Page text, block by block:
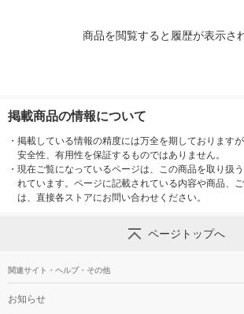
商品を閲覧すると履歴が表示さ
掲載商品の情報について
・ 掲載している情報の精度には万全を期しておりますが
安全性、有用性を保証するものではありません。
・ 現在ご覧になっているページは、この商品を取り扱
れています。ページに記載されている内容や商品、
は、直接各ストアにお問い合わせください。
ページトップへ
関連サイト・ヘルプ・その他
お知らせ